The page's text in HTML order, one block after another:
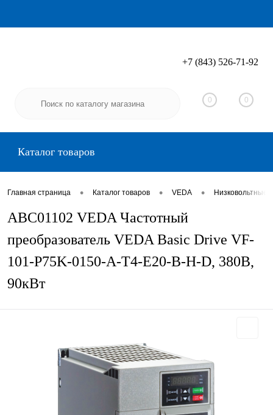
Вход Регистрация
+7 (843) 526-71-92
0 0
Каталог товаров
Главная страница • Каталог товаров • VEDA •
ABC01102 VEDA Частотный
преобразователь VEDA Basic Drive VF-
101-P75K-0150-A-T4-E20-B-H-D, 380В,
90кВт